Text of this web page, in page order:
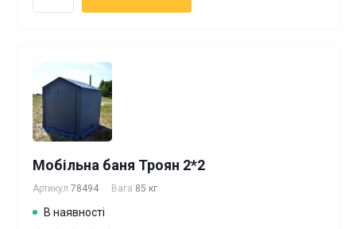
Мобільна баня Троян 2*2
Артикул 78494 Вага 85 кг
В наявності